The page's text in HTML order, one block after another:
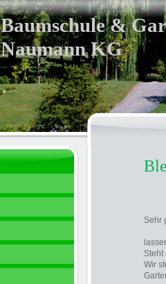
Baumschule &
Naumann KG
Sehr
Steht
Wir